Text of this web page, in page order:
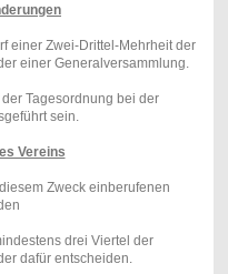
einer Zwei-Drittel-Mehrheit der
einer Generalversammlung.
Tagesordnung bei der
sein.
Vereins
Zweck einberufenen
drei Viertel der
dafür entscheiden.